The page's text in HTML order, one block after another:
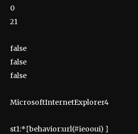
0
21
false
false
false
MicrosoftInternetExplorer4
st1:*{behavior:url(#ieooui) }